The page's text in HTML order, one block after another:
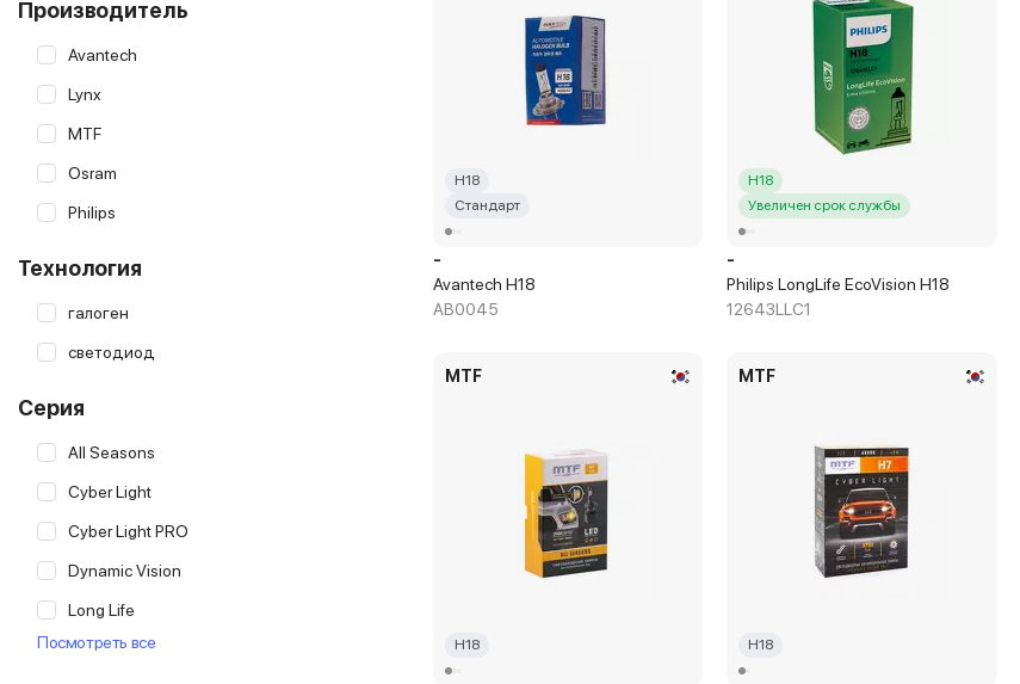
Производитель
Avantech
Lynx
MTF
Osram
Philips
Технология
галоген
светодиод
Серия
All Seasons
Cyber Light
Cyber Light PRO
Dynamic Vision
Long Life
LongLife EcoVision
Посмотреть все
H18
Стандарт
-
Avantech H18
AB0045
H18
Увеличен срок службы
-
Philips LongLife EcoVision H18
12643LLC1
MTF
H18
MTF
H18